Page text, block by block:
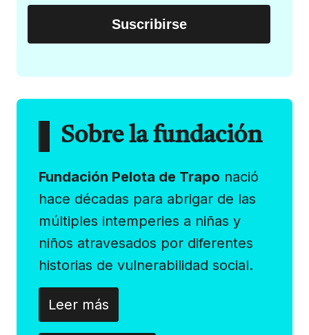
Sobre la fundación
Fundación Pelota de Trapo nació
hace décadas para abrigar de las
múltiples intemperies a niñas y
niños atravesados por diferentes
historias de vulnerabilidad social.
Leer más